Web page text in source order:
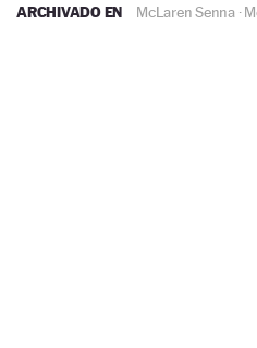
ARCHIVADO EN McLaren Senna ·